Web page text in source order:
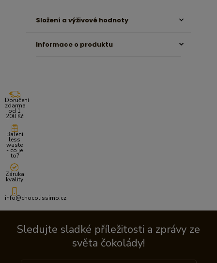
Složení a výživové hodnoty
Informace o produktu
Doručení
zdarma
od 1
200 Kč
Balení
less
waste
- co je
to?
Záruka
kvality
info@chocolissimo.cz
Sledujte sladké příležitosti a zprávy ze
světa čokolády!